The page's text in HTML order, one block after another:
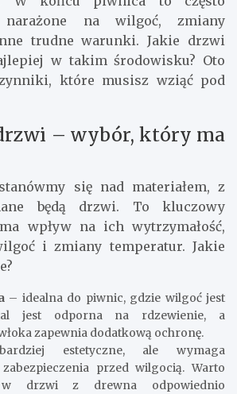
narażone na wilgoć, zmiany
trudne warunki. Jakie drzwi
w takim środowisku? Oto
które musisz wziąć pod
– wybór, który ma
się nad materiałem, z
będą drzwi. To kluczowy
wpływ na ich wytrzymałość,
i zmiany temperatur. Jakie
– idealna do piwnic, gdzie wilgoć jest
jest odporna na rdzewienie, a
zapewnia dodatkową ochronę.
estetyczne, ale wymaga
przed wilgocią. Warto
w drzwi z drewna odpowiednio